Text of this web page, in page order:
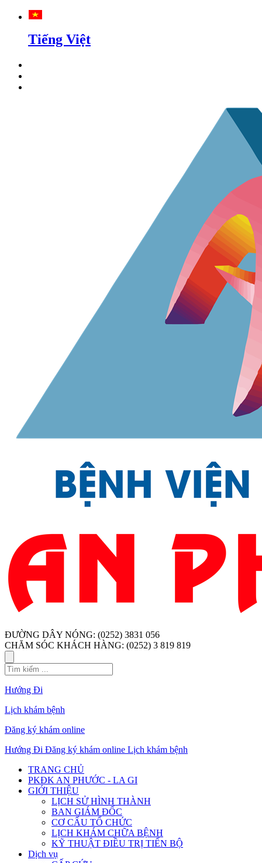
Tiếng Việt
ĐƯỜNG DÂY NÓNG: (0252) 3831 056
CHĂM SÓC KHÁCH HÀNG: (0252) 3 819 819
Hướng Đi
Lịch khám bệnh
Đăng ký khám online
Hướng Đi Đăng ký khám online Lịch khám bệnh
TRANG CHỦ
PKĐK AN PHƯỚC - LA GI
GIỚI THIỆU
LỊCH SỬ HÌNH THÀNH
BAN GIÁM ĐỐC
CƠ CẤU TỔ CHỨC
LỊCH KHÁM CHỮA BỆNH
KỸ THUẬT ĐIỀU TRỊ TIẾN BỘ
Dịch vụ